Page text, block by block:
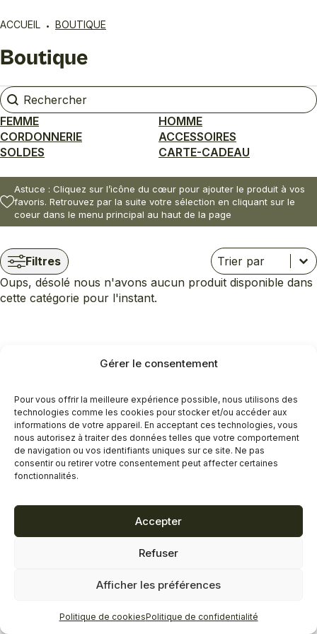
Gérer le consentement
Pour vous offrir la meilleure expérience possible, nous utilisons des
technologies comme les cookies pour stocker et/ou accéder aux
informations de votre appareil. En acceptant ces technologies, vous
nous autorisez à traiter des données telles que votre comportement
de navigation ou vos identifiants uniques sur ce site. Ne pas
consentir ou retirer votre consentement peut affecter certaines
fonctionnalités.
Accepter
Refuser
Afficher les préférences
Politique de cookiesPolitique de confidentialité
ACCUEIL BOUTIQUE
Boutique
Rechercher
Rechercher
FEMME
HOMME
CORDONNERIE
ACCESSOIRES
SOLDES
CARTE-CADEAU
Astuce : Cliquez sur l’icône du cœur pour ajouter le produit à vos
favoris. Retrouvez par la suite votre sélection en cliquant sur le
coeur dans le menu principal au haut de la page
Filtres Trier
Trier le contenu
Trier le contenu
Oups, désolé nous n'avons aucun produit disponible dans
cette catégorie pour l'instant.